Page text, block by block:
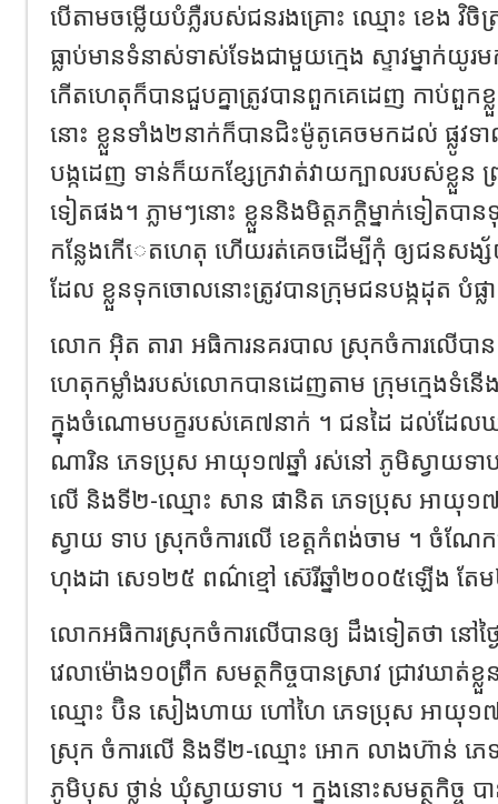
បើតាមចម្លើយបំភ្លឺរបស់ជនរងគ្រោះ ឈ្មោះ ខេង វិចិ
ធ្លាប់មានទំនាស់ទាស់ទែងជាមួយក្មេង ស្ទាវម្នាក់
កើតហេតុក៏បានជួបគ្នាត្រូវបានពួកគេដេញ កាប់ពួក
នោះ ខ្លួនទាំង២នាក់ក៏បានជិះម៉ូតូគេចមកដល់ ផ្លូវទ
បង្កដេញ ទាន់ក៏យកខ្សែក្រវាត់វាយក្បាលរបស់ខ្លួន
ទៀតផង។ ភ្លាមៗនោះ ខ្លួននិងមិត្តភក្តិម្នាក់ទៀតប
កន្លែងកើេតហេតុ ហើយរត់គេចដើម្បីកុំ ឲ្យជនសង្ស័
ដែល ខ្លួនទុកចោលនោះត្រូវបានក្រុមជនបង្កដុត បំផ្
លោក អុិត តារា អធិការនគរបាល ស្រុកចំការលើបា
ហេតុកម្លាំងរបស់លោកបានដេញតាម ក្រុមក្មេងទំន
ក្នុងចំណោមបក្ខរបស់គេ៧នាក់ ។ ជនដៃ ដល់ដែល
ណារិន ភេទប្រុស អាយុ១៧ឆ្នាំ រស់នៅ ភូមិស្វាយទា
លើ និងទី២-ឈ្មោះ សាន ផានិត ភេទប្រុស អាយុ១៧
ស្វាយ ទាប ស្រុកចំការលើ ខេត្តកំពង់ចាម ។ ចំណ
ហុងដា សេ១២៥ ពណ៌ខ្មៅ ស៊េរីឆ្នាំ២០០៥ឡើង ត
លោកអធិការស្រុកចំការលើបានឲ្យ ដឹងទៀតថា នៅថ្ង
វេលាម៉ោង១០ព្រឹក សមត្ថកិច្ចបានស្រាវ ជ្រាវឃា
ឈ្មោះ ប៊ិន សៀងហាយ ហៅហៃ ភេទប្រុស អាយុ១៧
ស្រុក ចំការលើ និងទី២-ឈ្មោះ អោក លាងហ៊ាន់ ភេ
ភូមិបុស ថ្លាន់ ឃុំស្វាយទាប ។ ក្នុងនោះសមត្ថកិច្ច